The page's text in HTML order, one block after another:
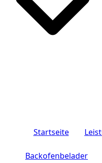
Startseite
Backofenbelader